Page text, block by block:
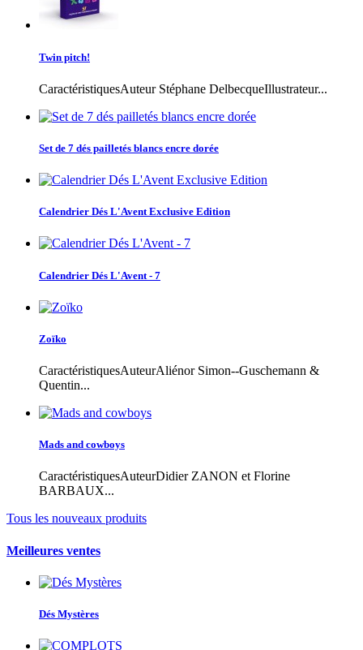
Twin pitch!
CaractéristiquesAuteur Stéphane DelbecqueIllustrateur...
Set de 7 dés pailletés blancs encre dorée
Calendrier Dés L'Avent Exclusive Edition
Calendrier Dés L'Avent - 7
Zoïko
CaractéristiquesAuteurAliénor Simon--Guschemann &
Quentin...
Mads and cowboys
CaractéristiquesAuteurDidier ZANON et Florine
BARBAUX...
Tous les nouveaux produits
Meilleures ventes
Dés Mystères